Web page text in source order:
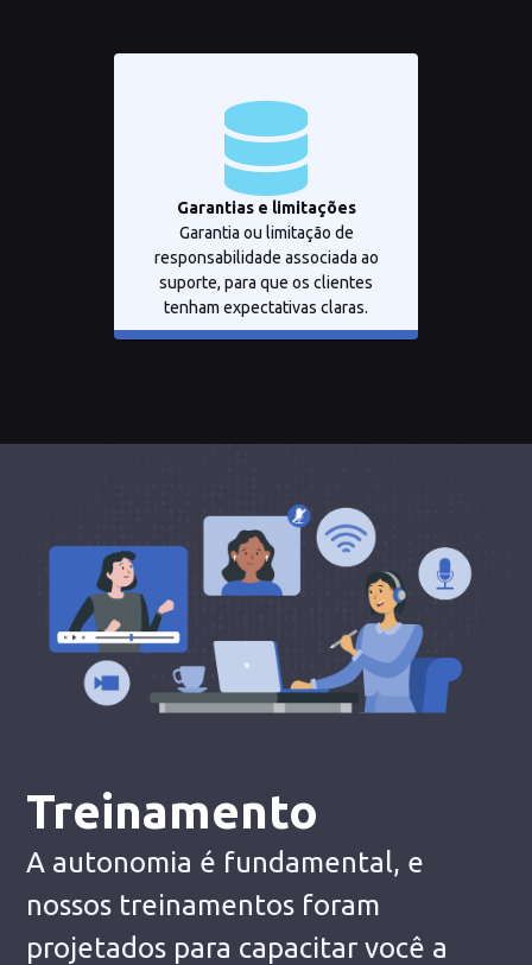
Garantias e limitações
Garantia ou limitação de
responsabilidade associada ao
suporte, para que os clientes
tenham expectativas claras.
Treinamento
A autonomia é fundamental, e
nossos treinamentos foram
projetados para capacitar você a